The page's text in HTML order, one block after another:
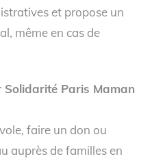
et propose un
même en cas de
Solidarité Paris Maman
faire un don ou
auprès de familles en